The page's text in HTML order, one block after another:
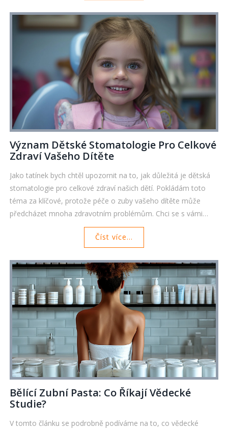
prohlédněte si, co nás čeká v budoucnosti v oblasti dentalních
fazet.
Význam Dětské Stomatologie Pro Celkové
Zdraví Vašeho Dítěte
Jako tatínek bych chtěl upozornit na to, jak důležitá je dětská
stomatologie pro celkové zdraví našich dětí. Pokládám toto
téma za klíčové, protože péče o zuby vašeho dítěte může
předcházet mnoha zdravotním problémům. Chci se s vámi
podělit o zajímavosti z této oblasti a poukázat na důležitost
včasného stomatologického zásahu. Důležité je také vědět,
součástí dětské stomatologie.
Číst více...
Bělící Zubní Pasta: Co Říkají Vědecké
Studie?
V tomto článku se podrobně podíváme na to, co vědecké